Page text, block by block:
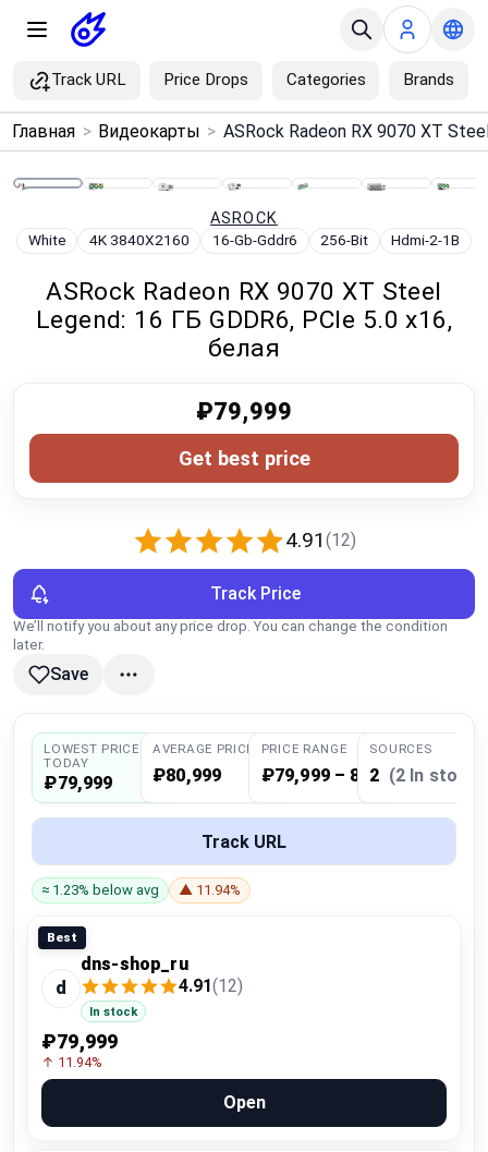
Track URL Price Drops Categories Brands
Menu ×
Price Drops
Brands
Compare
Log in
Главная > Видеокарты >
ASROCK
White 4K 3840X2160 16-Gb-Gddr6 256-Bit Hdmi-2-1B
ASRock Radeon RX 9070 XT Steel
Legend: 16 ГБ GDDR6, PCIe 5.0 x16,
белая
4.91 (12)
₽79,999
Get best price
Track Price
We’ll notify you about any price drop. You can change the condition
later.
Save
LOWEST PRICE
TODAY
₽79,999
AVERAGE PRICE
₽80,999
PRICE RANGE
₽79,999 – 81,999
SOURCES
2 (2 In stock)
Track URL
≈ 1.23% below avg ▲ 11.94%
Best
d
dns-shop_ru
4.91(12)
In stock
₽79,999
↑ 11.94%
Open